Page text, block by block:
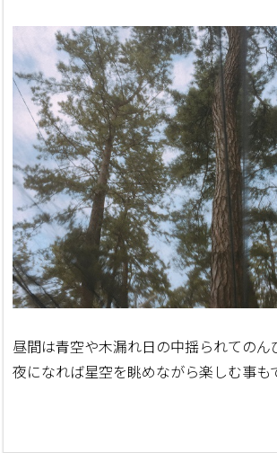
昼間は青空や木漏れ日の中揺られてのん
夜になれば星空を眺めながら楽しむ事も